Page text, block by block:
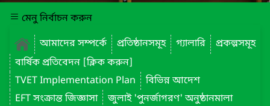
মেনু নির্বাচন করুন
আমাদের সম্পর্কে
প্রতিষ্ঠানসমূহ গ্যালারি
প্রকল্পসমূহ
বার্ষিক প্রতিবেদন [ক্লিক করুন]
TVET Implementation Plan
বিভিন্ন আদেশ
EFT সংক্রান্ত জিজ্ঞাসা
জুলাই 'পুনর্জাগরণ' অনুষ্ঠানমালা